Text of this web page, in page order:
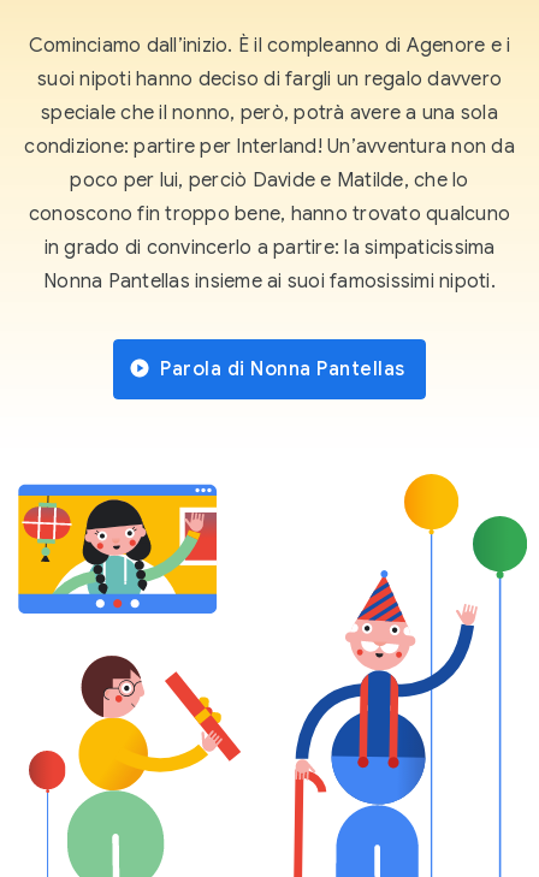
Cominciamo dall’inizio. È il compleanno di Agenore e i
suoi nipoti hanno deciso di fargli un regalo davvero
speciale che il nonno, però, potrà avere a una sola
condizione: partire per Interland! Un’avventura non da
poco per lui, perciò Davide e Matilde, che lo
conoscono fin troppo bene, hanno trovato qualcuno
in grado di convincerlo a partire: la simpaticissima
Nonna Pantellas insieme ai suoi famosissimi nipoti.
Parola di Nonna Pantellas